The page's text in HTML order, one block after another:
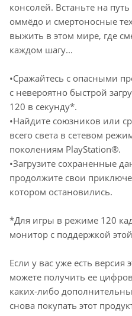
консолей. Встаньте на
оммёдо и смертоносные
выжить в этом мире, где
каждом шагу...
•Сражайтесь с опасными
с невероятно быстрой
120 в секунду*.
•Найдите союзников или
всего света в сетевом
поколениям PlayStation®.
•Загрузите сохраненные
продолжите свои
котором остановились.
*Для игры в режиме 120
монитор с поддержкой
Если у вас уже есть
можете получить ее
каких-либо
снова покупать этот